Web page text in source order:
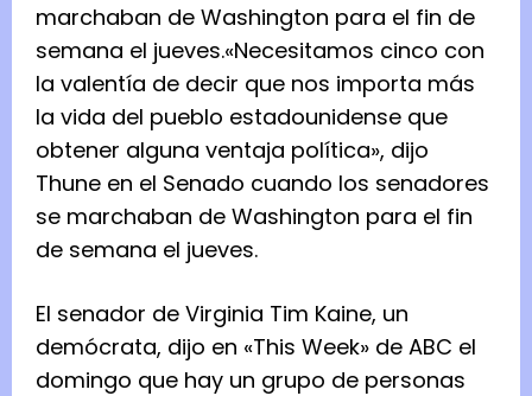
marchaban de Washington para el fin de
semana el jueves.«Necesitamos cinco con
la valentía de decir que nos importa más
la vida del pueblo estadounidense que
obtener alguna ventaja política», dijo
Thune en el Senado cuando los senadores
se marchaban de Washington para el fin
de semana el jueves.
El senador de Virginia Tim Kaine, un
demócrata, dijo en «This Week» de ABC el
domingo que hay un grupo de personas